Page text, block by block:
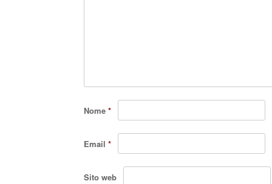
Nome *
Email *
Sito web